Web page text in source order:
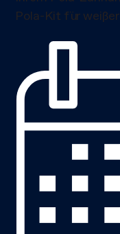
Pola-Kit für